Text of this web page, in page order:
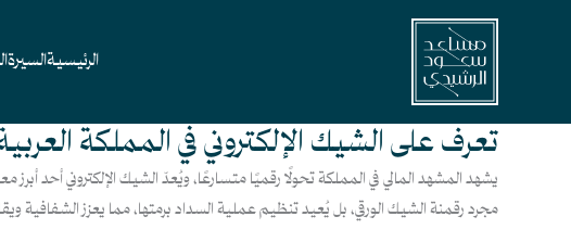
الرئيسيةالسيرة
تعرف على الشيك الإلكتروني في المملكة
يشهد المشهد المالي في المملكة تحولًا رقميًا متسارعًا، ويُعدّ الشيك الإلكتروني أحد
مجرد رقمنة الشيك الورقي، بل يُعيد تنظيم عملية السداد برمتها، مما يعزز الشفافية